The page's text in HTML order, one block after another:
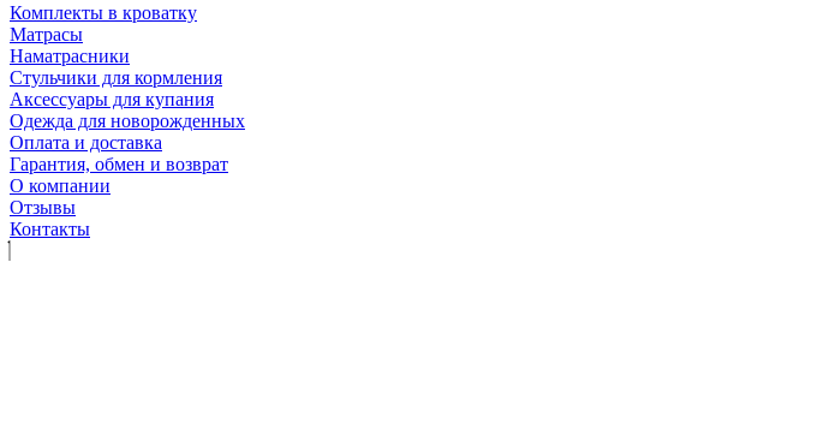
Комплекты в кроватку
Матрасы
Наматрасники
Стульчики для кормления
Аксессуары для купания
Одежда для новорожденных
Оплата и доставка
Гарантия, обмен и возврат
О компании
Отзывы
Контакты